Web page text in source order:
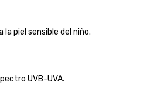
piel sensible del niño.
UVB-UVA.